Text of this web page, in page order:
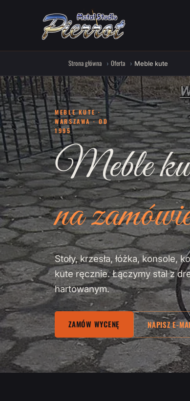
Strona główna Oferta Meble kute
MEBLE KUTE ·
WARSZAWA · OD
1995
Meble
na
Stoły, krzesła, łóżka,
kute ręcznie. Łączymy stal z
hartowanym.
ZAMÓW WYCENĘ NAPISZ E-